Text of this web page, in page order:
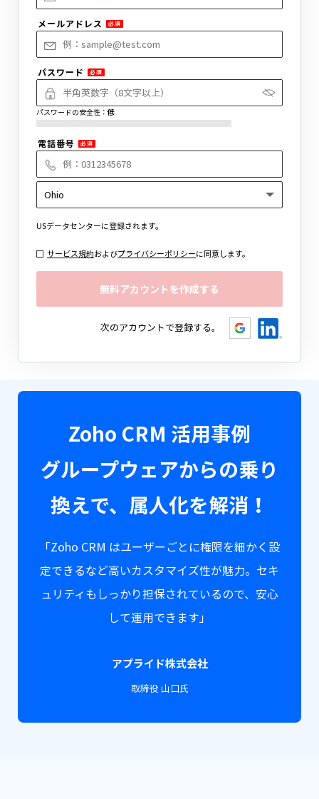
Zoho CRM 活用事例
グループウェアからの乗り
換えで、属人化を解消！
「Zoho CRM はユーザーごとに権限を細かく設
定できるなど高いカスタマイズ性が魅力。セキ
ュリティもしっかり担保されているので、安心
して運用できます」
アプライド株式会社
取締役 山口氏
メールアドレス 必須
パスワード 必須
パスワードの安全性：低
電話番号 必須
USデータセンターに登録されます。
サービス規約およびプライバシーポリシーに同意します。
次のアカウントで登録する。